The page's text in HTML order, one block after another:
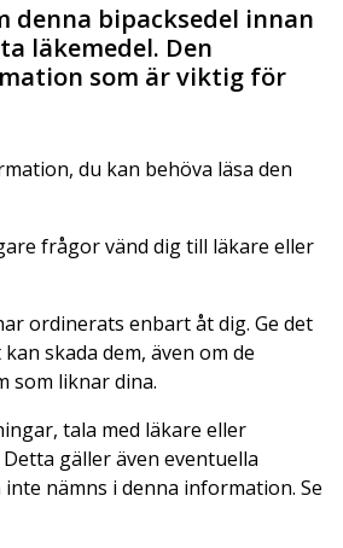
denna bipacksedel innan
läkemedel. Den
som är viktig för
du kan behöva läsa den
frågor vänd dig till läkare eller
ordinerats enbart åt dig. Ge det
skada dem, även om de
som liknar dina.
tala med läkare eller
gäller även eventuella
nämns i denna information. Se